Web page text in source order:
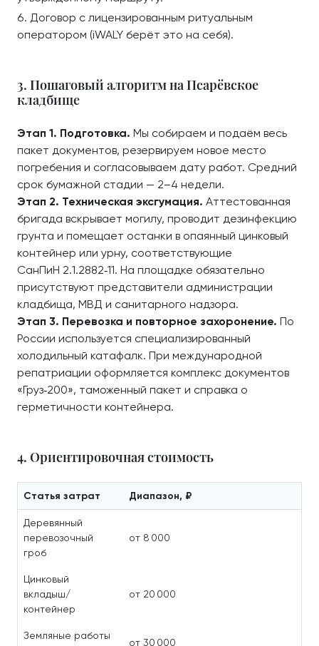
Договор с лицензированным ритуальным
оператором (iWALY берёт это на себя).
3. Пошаговый алгоритм на Псарёвское
кладбище
Этап 1. Подготовка. Мы собираем и подаём весь
пакет документов, резервируем новое место
погребения и согласовываем дату работ. Средний
срок бумажной стадии — 2–4 недели.
Этап 2. Техническая эксгумация. Аттестованная
бригада вскрывает могилу, проводит дезинфекцию
грунта и помещает останки в опаянный цинковый
контейнер или урну, соответствующие
СанПиН 2.1.2882‑11. На площадке обязательно
присутствуют представители администрации
кладбища, МВД и санитарного надзора.
Этап 3. Перевозка и повторное захоронение. По
России используется специализированный
холодильный катафалк. При международной
репатриации оформляется комплекс документов
«Груз‑200», таможенный пакет и справка о
герметичности контейнера.
4. Ориентировочная стоимость
Статья затрат Диапазон, ₽
Деревянный
перевозочный
гроб
от 8 000
Цинковый
вкладыш/
контейнер
от 20 000
Земляные работы
от 30 000